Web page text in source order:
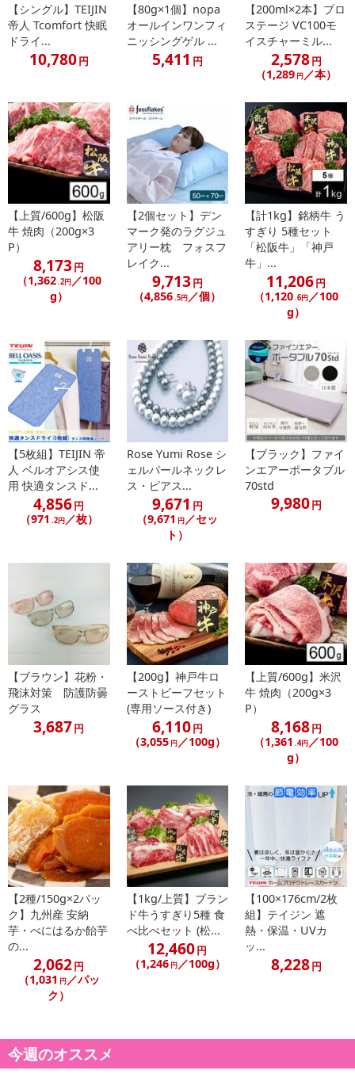
○お召し上がり方:
・凍っている場合は、自然解凍してください。
注意事項
【賞味・消費期限のある商品について】
商品到着時点でのお日持ち期間は、配送日数などにより異なります
のでご了承ください。
【キャンセルについて】
※お申込み後のキャンセルはお受けできません。
記載されている内容を必ずご確認いただき、お届けする商品セット
にご納得いただきましたうえでお申し込みください。
※パッケージ変更や商品リニューアル（成分など含む）等により、
参考の掲載画像や画像内のバーコードなど、お届け商品と多少異な
る場合がございます。
また、[新たな加工食品の原料原産地表示制度]の経過措置期間の終
了により、商品詳細内に記載の原産国・原材料の表記が旧表記の場
合がございます。
あらかじめご了承いただいた上でお申込みください。なお、本理由
によるお申込み後のキャンセル・返品交換は対応いたしかねます。
【お支払いについて】
※送料はお試し費用に含まれております。
※d払い、PayPay、au PAY、au PAY（auかんたん決済）、ソフトバ
ンクまとめて支払い、楽天ペイ、メルペイ、AEON Pay、Amazon
Payでお支払いの場合、決済のため外部サイトへ遷移します。
※予約商品は決済手段ごとに定められた決済期限日にお支払いを完
了することがございます。ご了承いただいたうえでお申し込みくだ
【配送伝票番号について】
※配送形態がメール便の商品については、商品の発送完了後、配送
伝票番号がマイページに表示されない場合もございます。
【配送日時の指定について】
※配送日時の指定が可能な商品の場合、商品によってご指定できる
配送日、配送時間が異なる可能性がございます。
カート機能をご利用の場合は、配送日時指定をご利用いただけませ
休業日
その他共通および商品カテゴリー別注意事項（※必ずご確認くだ
こちらの情報は2026年07月09日時点での情報となります。
【シングル】TEIJIN
帝人 Tcomfort 快眠
ドライ...
10,780円
【80g×1個】nopa
オールインワンフィ
ニッシングゲル ...
5,411 円
【200ml×2本】プロ
ステージ VC100モ
イスチャーミル...
2,578円
（1,289 円 ／本）
【上質/600g】松阪
牛 焼肉（200g×3
P）
8,173円
（1,362.2円／100
g）
【2個セット】デン
マーク発のラグジュ
アリー枕 フォスフ
レイク...
9,713円
（4,856.5円／個）
【計1kg】銘柄牛 う
すぎり 5種セット
「松阪牛」「神戸
牛」...
11,206円
（1,120.6円／100
g）
【5枚組】TEIJIN 帝
人 ベルオアシス使
用 快適タンスド...
4,856円
（971 .2円／枚）
Rose Yumi Rose シ
ェルパールネックレ
ス・ピアス...
9,671 円
（9,671 円／セッ
ト）
【ブラック】ファイ
ンエアーポータブル
70std
9,980円
【ブラウン】花粉・
飛沫対策 防護防曇
グラス
3,687円
【200g】神戸牛ロ
ーストビーフセット
(専用ソース付き)
6,110円
（3,055 円／100g）
【上質/600g】米沢
牛 焼肉（200g×3
P）
8,168円
（1,361 .4円 ／100
g）
【2種/150g×2パッ
ク】九州産 安納
芋・べにはるか飴芋
の...
2,062円
（1,031 円／パッ
ク）
【1kg/上質】ブラン
ド牛うすぎり5種 食
べ比べセット (松...
12,460円
（1,246 円／100g）
【100×176cm/2枚
組】テイジン 遮
熱・保温・UVカ
ッ...
8,228円
今週のオススメ